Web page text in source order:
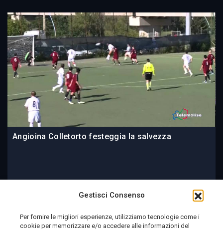
Gestisci Consenso
Per fornire le migliori esperienze, utilizziamo tecnologie come i
cookie per memorizzare e/o accedere alle informazioni del
Angioina Colletorto festeggia la salvezza